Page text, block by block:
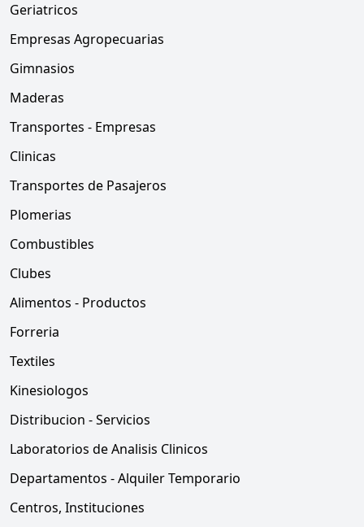
Geriatricos
Empresas Agropecuarias
Gimnasios
Maderas
Transportes - Empresas
Clinicas
Transportes de Pasajeros
Plomerias
Combustibles
Clubes
Alimentos - Productos
Forreria
Textiles
Kinesiologos
Distribucion - Servicios
Laboratorios de Analisis Clinicos
Departamentos - Alquiler Temporario
Centros, Instituciones